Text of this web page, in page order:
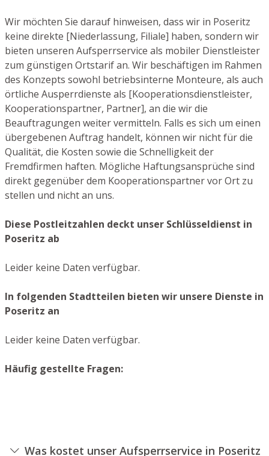
Wir möchten Sie darauf hinweisen, dass wir in Poseritz
keine direkte [Niederlassung, Filiale] haben, sondern wir
bieten unseren Aufsperrservice als mobiler Dienstleister
zum günstigen Ortstarif an. Wir beschäftigen im Rahmen
des Konzepts sowohl betriebsinterne Monteure, als auch
örtliche Ausperrdienste als [Kooperationsdienstleister,
Kooperationspartner, Partner], an die wir die
Beauftragungen weiter vermitteln. Falls es sich um einen
übergebenen Auftrag handelt, können wir nicht für die
Qualität, die Kosten sowie die Schnelligkeit der
Fremdfirmen haften. Mögliche Haftungsansprüche sind
direkt gegenüber dem Kooperationspartner vor Ort zu
stellen und nicht an uns.
Diese Postleitzahlen deckt unser Schlüsseldienst in
Poseritz ab
Leider keine Daten verfügbar.
In folgenden Stadtteilen bieten wir unsere Dienste in
Poseritz an
Leider keine Daten verfügbar.
Häufig gestellte Fragen:
Was kostet unser Aufsperrservice in Poseritz